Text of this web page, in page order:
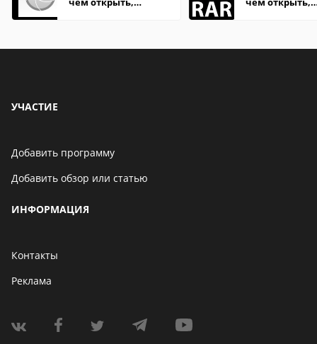
УЧАСТИЕ
Добавить программу
Добавить обзор или статью
ИНФОРМАЦИЯ
Контакты
Реклама